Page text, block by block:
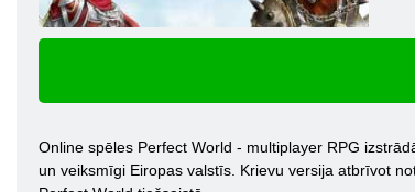
Online spēles Perfect World - multiplayer RPG
un veiksmīgi Eiropas valstīs. Krievu versija atbrīvot